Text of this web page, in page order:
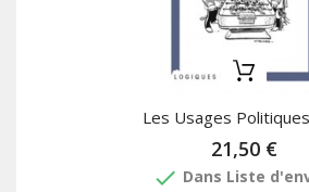
Les Usages
21,50 €
done Dans Liste